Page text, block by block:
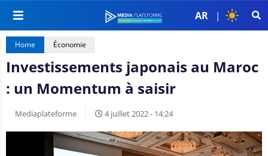
AR |
Home Économie
Investissements japonais au Maroc
: un Momentum à saisir
Mediaplateforme 4 juillet 2022 - 14:24